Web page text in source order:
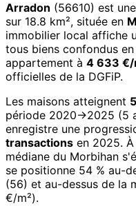
Arradon (56610) est
sur 18.8 km², située en
immobilier local affiche
tous biens confondus
appartement à 4 633 €/
officielles de la DGFiP.
Les maisons atteignent
période 2020→2025 (5
enregistre une
transactions en 2025.
médiane du Morbihan
se positionne 54 % au-
(56) et au-dessus de la
€/m²).